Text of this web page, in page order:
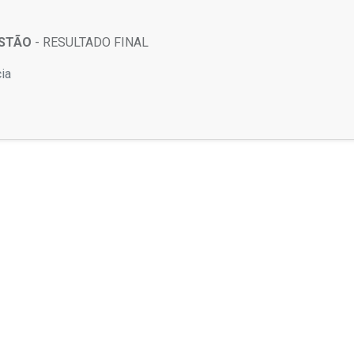
- RESULTADO FINAL